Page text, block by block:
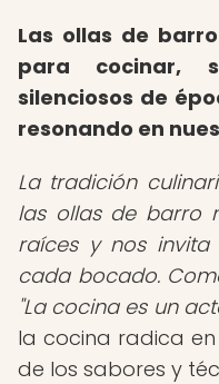
Las ollas de
para cocinar,
silenciosos de
resonando en
La tradición
las ollas de barro
raíces y nos
cada bocado.
"La cocina es un
la cocina radica
de los sabores y